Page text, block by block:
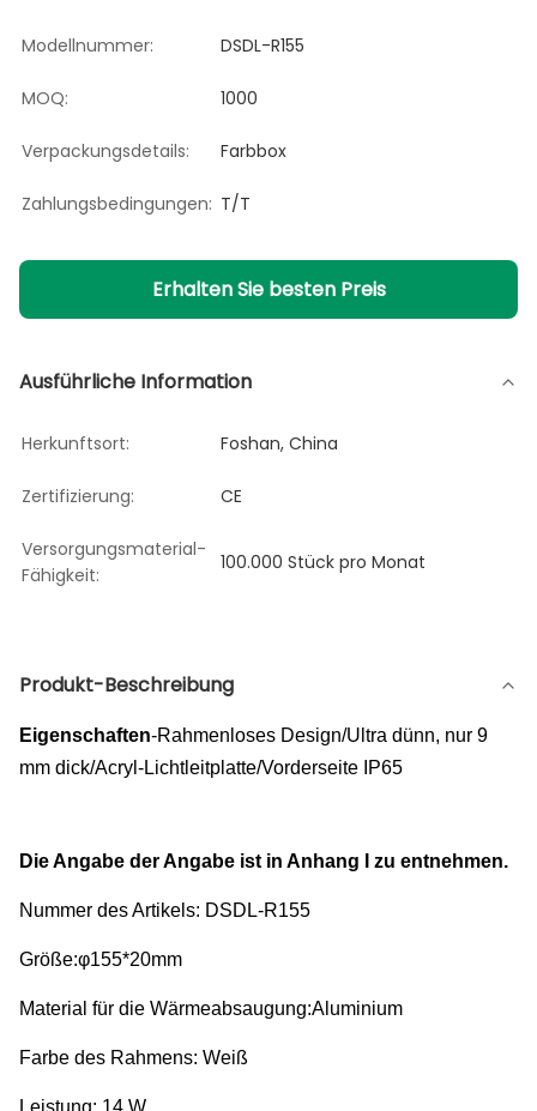
Modellnummer: DSDL-R155
MOQ: 1000
Verpackungsdetails: Farbbox
Zahlungsbedingungen: T/T
Erhalten Sie besten Preis
Ausführliche Information
Herkunftsort: Foshan, China
Zertifizierung: CE
Versorgungsmaterial-
Fähigkeit:
100.000 Stück pro Monat
Produkt-Beschreibung
Eigenschaften-Rahmenloses Design/Ultra dünn, nur 9
mm dick/Acryl-Lichtleitplatte/Vorderseite IP65
Die Angabe der Angabe ist in Anhang I zu entnehmen.
Nummer des Artikels: DSDL-R155
Größe:φ155*20mm
Material für die Wärmeabsaugung:Aluminium
Farbe des Rahmens: Weiß
Leistung: 14 W